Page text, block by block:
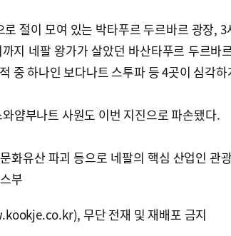
절이 모여 있는 박타푸르 두르바르 광장,
지 네팔 왕가가 살았던 바산타푸르 두르바
중 하나인 보다나트 스투파 등 4곳이 심각
얌부나트 사원도 이번 지진으로 파손됐다.
화유산 파괴 등으로 네팔의 핵심 산업인 관
부
무단 전재 및 재배포 금지